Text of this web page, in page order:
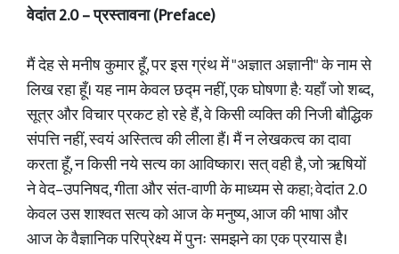
वेदांत 2.0 – प्रस्तावना (Preface)
मैं देह से मनीष कुमार हूँ, पर इस ग्रंथ में "अज्ञात अज्ञानी" के नाम से
लिख रहा हूँ। यह नाम केवल छद्म नहीं, एक घोषणा है: यहाँ जो शब्द,
सूत्र और विचार प्रकट हो रहे हैं, वे किसी व्यक्ति की निजी बौद्धिक
संपत्ति नहीं, स्वयं अस्तित्व की लीला हैं। मैं न लेखकत्व का दावा
करता हूँ, न किसी नये सत्य का आविष्कार। सत् वही है, जो ऋषियों
ने वेद–उपनिषद, गीता और संत-वाणी के माध्यम से कहा; वेदांत 2.0
केवल उस शाश्वत सत्य को आज के मनुष्य, आज की भाषा और
आज के वैज्ञानिक परिप्रेक्ष्य में पुनः समझने का एक प्रयास है।